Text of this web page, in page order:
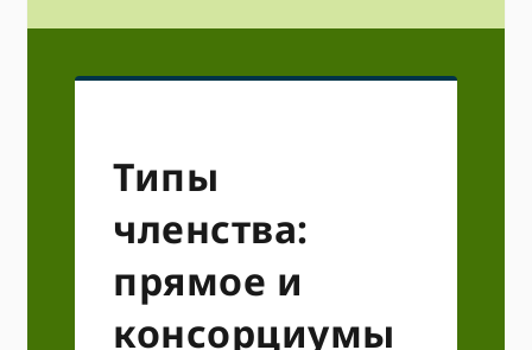
Типы
членства:
прямое и
консорциумы